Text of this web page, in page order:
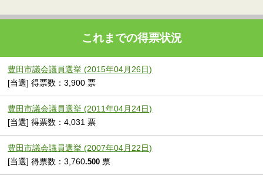
これまでの得票状況
豊田市議会議員選挙 (2015年04月26日)
[当選] 得票数：3,900 票
豊田市議会議員選挙 (2011年04月24日)
[当選] 得票数：4,031 票
豊田市議会議員選挙 (2007年04月22日)
[当選] 得票数：3,760.500 票